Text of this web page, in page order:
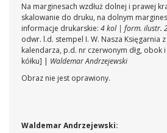
Na marginesach wzdłuż dolnej i prawej
skalowanie do druku, na dolnym
informacje drukarskie: 4 kol | form. ilustr.
odwr. l.d. stempel I. W. Nasza Księgarnia
kalendarza, p.d. nr czerwonym dłg, obok i
kółku] | Waldemar Andrzejewski
Obraz nie jest oprawiony.
Waldemar Andrzejewski: